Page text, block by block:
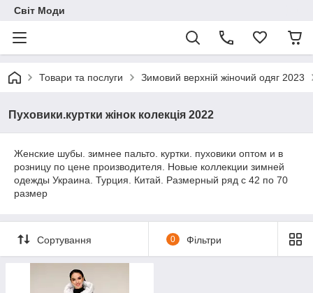
Світ Моди
Товари та послуги Зимовий верхній жіночий одяг 2023
Пуховики.куртки жінок колекція 2022
Женские шубы. зимнее пальто. куртки. пуховики оптом и в
розницу по цене производителя. Новые коллекции зимней
одежды Украина. Турция. Китай. Размерный ряд с 42 по 70
размер
Сортування 0 Фільтри